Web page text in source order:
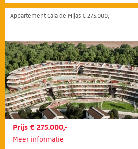
Appartement Cala de Mijas € 275.000,-
Prijs € 275.000,-
Meer informatie